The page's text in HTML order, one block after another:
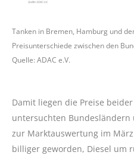
Tanken in Bremen, Hamburg und
Preisunterschiede zwischen den
Quelle: ADAC e.V.
Damit liegen die Preise
untersuchten Bundesländern
zur Marktauswertung im
billiger geworden, Diesel um